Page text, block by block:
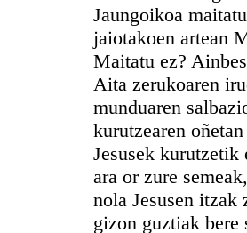
Jaungoikoa
jaiotakoen artean
Maitatu ez?
Aita zerukoaren
munduaren
kurutzearen
Jesusek
ara or zure
nola Jesusen
gizon guztiak bere